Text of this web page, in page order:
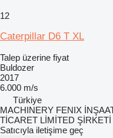
12
Caterpillar D6 T XL
Talep üzerine fiyat
Buldozer
2017
6.000 m/s
Türkiye
MACHINERY FENIX
TİCARET LİMİTED ŞİRKETİ
Satıcıyla iletişime geç